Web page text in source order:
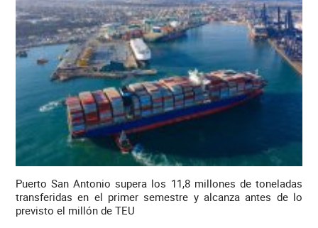
Puerto San Antonio supera los 11,8 millones de toneladas
transferidas en el primer semestre y alcanza antes de lo
previsto el millón de TEU